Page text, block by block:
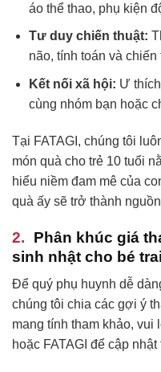
áo thể thao, phụ kiện
Tư duy chiến thuật:
não, tính toán và chiến
Kết nối xã hội: Ư
cùng nhóm bạn hoặc
Tại FATAGI, chúng tôi
món quà cho trẻ 10 tuổi
hiểu niềm đam mê của
quà ấy sẽ trở thành
Phân khúc giá
sinh nhật cho bé
Để quý phụ huynh dễ
chúng tôi chia các gợi ý
mang tính tham khảo,
hoặc FATAGI để cập